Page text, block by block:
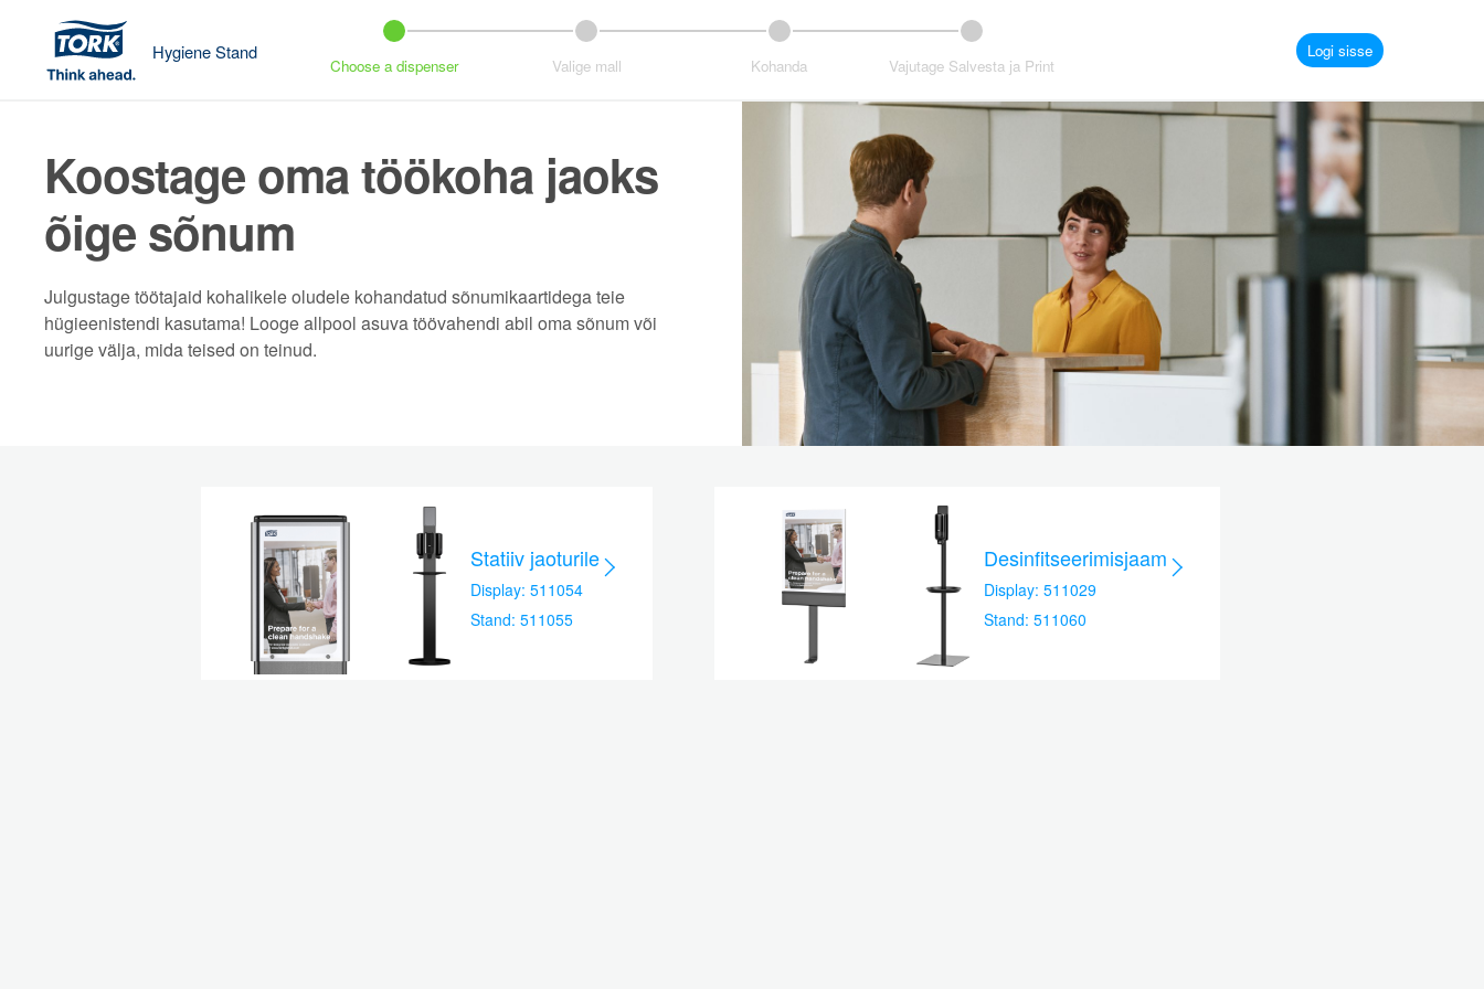
Hygiene Stand
Choose a dispenser Valige mall Kohanda Vajutage Salvesta ja Print
Logi sisse
Koostage oma töökoha jaoks
õige sõnum
Julgustage töötajaid kohalikele oludele kohandatud sõnumikaartidega teie
hügieenistendi kasutama! Looge allpool asuva töövahendi abil oma sõnum või
uurige välja, mida teised on teinud.
Statiiv jaoturile
Display: 511054
Stand: 511055
Desinfitseerimisjaam
Display: 511029
Stand: 511060